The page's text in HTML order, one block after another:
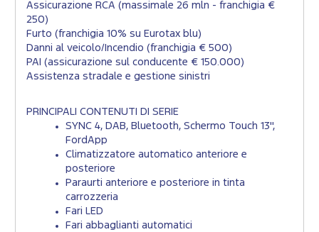
Assicurazione RCA (massimale 26 mln - franchigia €
250)
Furto (franchigia 10% su Eurotax blu)
Danni al veicolo/Incendio (franchigia € 500)
PAI (assicurazione sul conducente € 150.000)
Assistenza stradale e gestione sinistri
PRINCIPALI CONTENUTI DI SERIE
SYNC 4, DAB, Bluetooth, Schermo Touch 13",
FordApp
Climatizzatore automatico anteriore e
posteriore
Paraurti anteriore e posteriore in tinta
carrozzeria
Fari LED
Fari abbaglianti automatici